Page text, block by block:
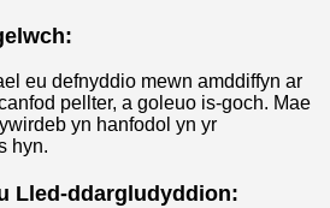
eu defnyddio mewn amddiffyn ar
pellter, a goleuo is-goch. Mae
yn hanfodol yn yr
hyn.
Lled-ddargludyddion: